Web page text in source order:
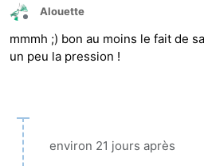
Hors-ligne
Alouette
mmmh ;) bon au moins le fait de
un peu la pression !
environ 21 jours après